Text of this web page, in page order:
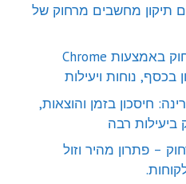
תיקון מחשבים מרחוק של
שירות תיקון מחשבים מרחוק באמצעות Chrome
חיסכון בזמן והוצאות,
ביעילות רבה
– פתרון מהיר וזול